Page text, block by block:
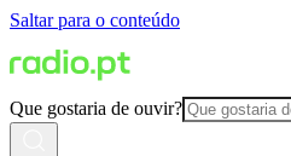
Saltar para o conteúdo
Que gostaria de ouvir?